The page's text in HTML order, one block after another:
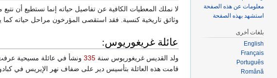
لا نملك المعطيات الكافية عن تفاصيل حياته إنما نستطيع أن
وثائق تاريخية كنسية. فقد استقصى المؤرخون مراحل حياته كما
عائلة غريغوريوس:
ولد القديس غريغوريوس سنة 335 ونشأ في عائلة مسيحية
قامت هذه العائلة بتأسيس دير على ضفاف نهر الإيريس في
معلومات عن هذه الصفحة
استشهد بهذه الصفحة
بلغات أخرى
English
Français
Português
Română